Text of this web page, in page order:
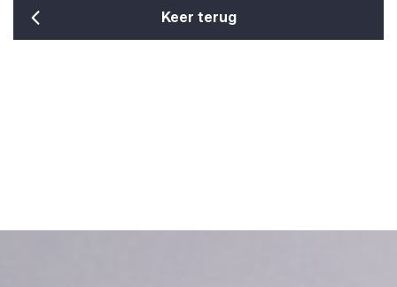
Keer terug